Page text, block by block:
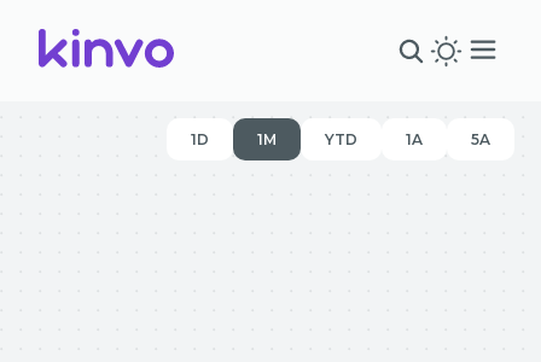
1D 1M YTD 1A 5A